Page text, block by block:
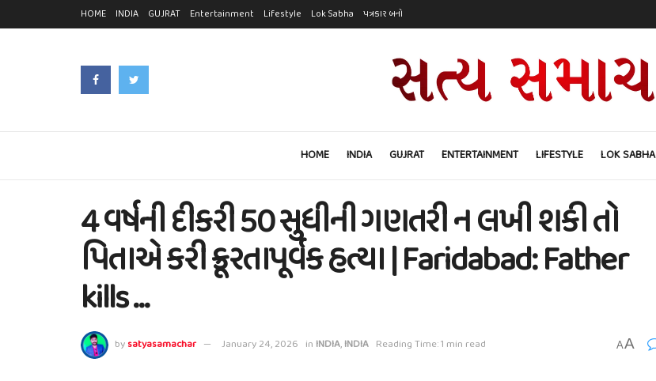
HOME INDIA GUJRAT Entertainment Lifestyle Lok Sabha પત્રકાર બનો
HOME INDIA GUJRAT ENTERTAINMENT LIFESTYLE LOK SABHA
4 વર્ષની દીકરી 50 સુધીની ગણતરી ન લખી શકી તો
પિતાએ કરી ક્રૂરતાપૂર્વક હત્યા | Faridabad: Father
kills …
bysatyasamachar January 24, 2026 in INDIA,INDIA Reading Time: 1 min read AA